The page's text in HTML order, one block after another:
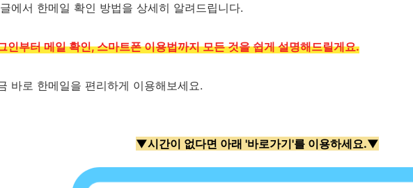
에서 한메일 확인 방법을 상세히 알려드립니다.
인부터 메일 확인, 스마트폰 이용법까지 모든 것을 쉽게 설명해드릴게요.
바로 한메일을 편리하게 이용해보세요.
▼시간이 없다면 아래 '바로가기'를 이용하세요.▼